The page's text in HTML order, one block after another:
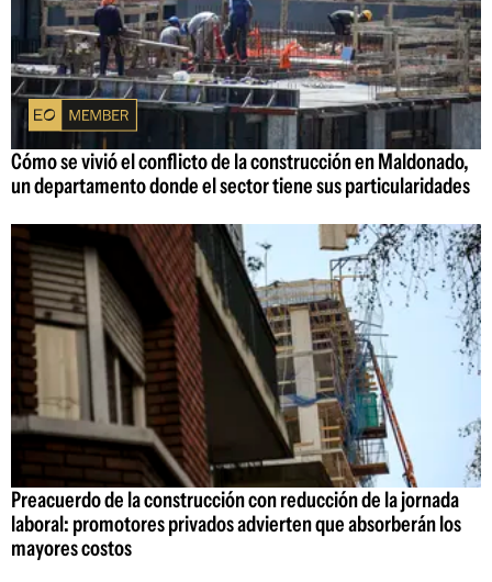
Cómo se vivió el conflicto de la construcción en Maldonado,
un departamento donde el sector tiene sus particularidades
Preacuerdo de la construcción con reducción de la jornada
laboral: promotores privados advierten que absorberán los
mayores costos